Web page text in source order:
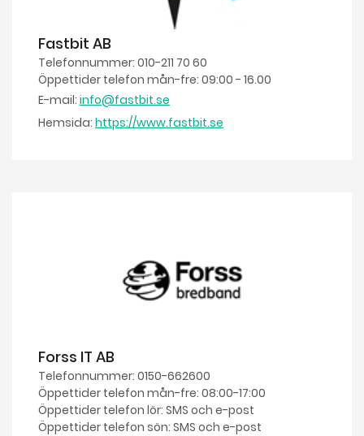
Fastbit AB
Telefonnummer: 010-211 70 60
Öppettider telefon mån-fre: 09:00 - 16.00
E-mail: info@fastbit.se
Hemsida: https://www.fastbit.se
Forss IT AB
Telefonnummer: 0150-662600
Öppettider telefon mån-fre: 08:00-17:00
Öppettider telefon lör: SMS och e-post
Öppettider telefon sön: SMS och e-post